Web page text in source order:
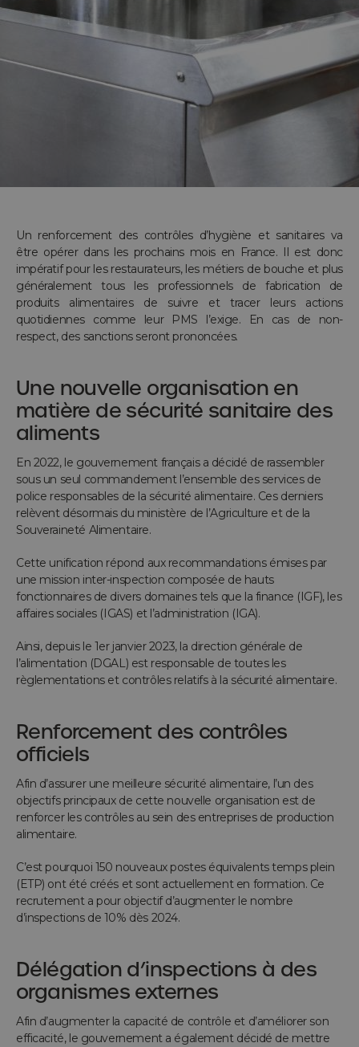
Un renforcement des contrôles d’hygiène et sanitaires va
être opérer dans les prochains mois en France. Il est donc
impératif pour les restaurateurs, les métiers de bouche et plus
généralement tous les professionnels de fabrication de
produits alimentaires de suivre et tracer leurs actions
quotidiennes comme leur PMS l’exige. En cas de non-
respect, des sanctions seront prononcées.
Une nouvelle organisation en
matière de sécurité sanitaire des
aliments
En 2022, le gouvernement français a décidé de rassembler
sous un seul commandement l’ensemble des services de
police responsables de la sécurité alimentaire. Ces derniers
relèvent désormais du ministère de l’Agriculture et de la
Souveraineté Alimentaire.
Cette unification répond aux recommandations émises par
une mission inter-inspection composée de hauts
fonctionnaires de divers domaines tels que la finance (IGF), les
affaires sociales (IGAS) et l’administration (IGA).
Ainsi, depuis le 1er janvier 2023, la direction générale de
l’alimentation (DGAL) est responsable de toutes les
règlementations et contrôles relatifs à la sécurité alimentaire.
Renforcement des contrôles
officiels
Afin d’assurer une meilleure sécurité alimentaire, l’un des
objectifs principaux de cette nouvelle organisation est de
renforcer les contrôles au sein des entreprises de production
alimentaire.
C’est pourquoi 150 nouveaux postes équivalents temps plein
(ETP) ont été créés et sont actuellement en formation. Ce
recrutement a pour objectif d’augmenter le nombre
d’inspections de 10% dès 2024.
Délégation d’inspections à des
organismes externes
Afin d’augmenter la capacité de contrôle et d’améliorer son
efficacité, le gouvernement a également décidé de mettre